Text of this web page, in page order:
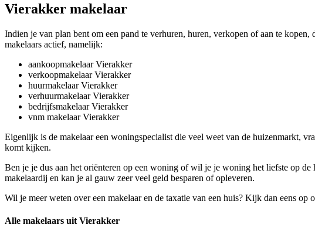
Vierakker makelaar
Indien je van plan bent om een pand te verhuren, huren, verkopen of aan te
makelaars actief, namelijk:
aankoopmakelaar Vierakker
verkoopmakelaar Vierakker
huurmakelaar Vierakker
verhuurmakelaar Vierakker
bedrijfsmakelaar Vierakker
vnm makelaar Vierakker
Eigenlijk is de makelaar een woningspecialist die veel weet van de huizenmarkt,
komt kijken.
Ben je je dus aan het oriënteren op een woning of wil je je woning het liefste op
makelaardij en kan je al gauw zeer veel geld besparen of opleveren.
Wil je meer weten over een makelaar en de taxatie van een huis? Kijk dan eens op
Alle makelaars uit Vierakker